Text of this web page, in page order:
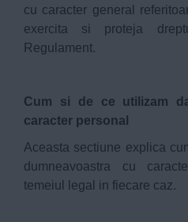
cu caracter general
exercita si proteja
Regulament.
Cum si de ce utilizam
caracter personal
Aceasta sectiune explica
dumneavoastra cu
temeiul legal in fiecare caz.